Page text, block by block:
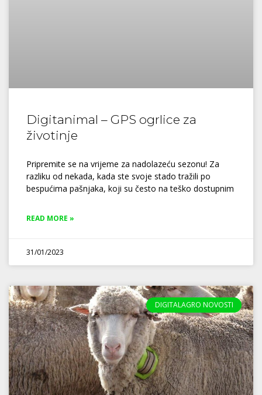
Digitanimal – GPS ogrlice za
životinje
Pripremite se na vrijeme za nadolazeću sezonu! Za
razliku od nekada, kada ste svoje stado tražili po
bespućima pašnjaka, koji su često na teško dostupnim
READ MORE »
31/01/2023
DIGITALAGRO NOVOSTI